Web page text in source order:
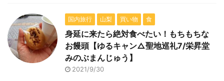
国内旅行 山梨 買い物 食
身延に来たら絶対食べたい！もちもちな
お饅頭【ゆるキャン△聖地巡礼7/栄昇堂
みのぶまんじゅう】
2021/9/30